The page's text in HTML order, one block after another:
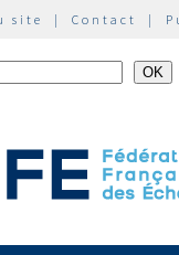
site | Contact |